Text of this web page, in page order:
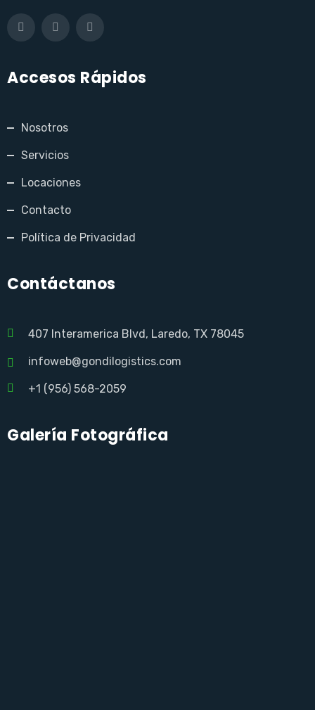
Accesos Rápidos
Nosotros
Servicios
Locaciones
Contacto
Política de Privacidad
Contáctanos
407 Interamerica Blvd, Laredo, TX 78045
infoweb@gondilogistics.com
+1 (956) 568-2059
Galería Fotográfica